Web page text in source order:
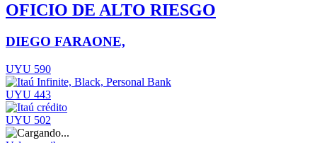
OFICIO DE ALTO RIESGO
DIEGO FARAONE,
UYU 590
UYU 443
UYU 502